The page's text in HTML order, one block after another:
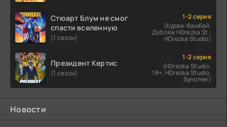
Стюарт Блум не смог
спасти вселенную
(1 сезон)
1-2 серия
(Кураж-бамбей,
Дубляж HDrezka St.,
HDrezka Studio)
Президент Кертис
(1 сезон)
1-2 серия
(HDrezka Studio.
18+, HDrezka Studio,
Syncmer)
Новости